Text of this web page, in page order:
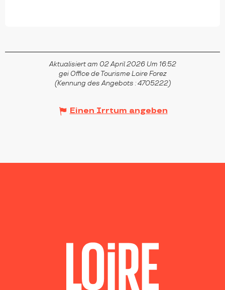
Aktualisiert am 02 April 2026 Um 16:52
gei Office de Tourisme Loire Forez
(Kennung des Angebots :4705222)
Einen Irrtum angeben